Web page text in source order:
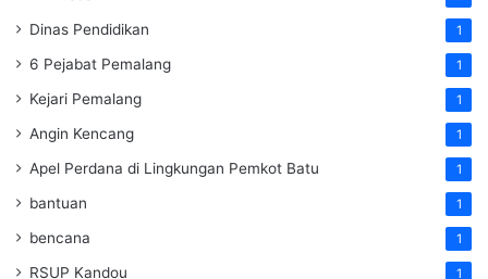
Dinas Pendidikan 1
6 Pejabat Pemalang 1
Kejari Pemalang 1
Angin Kencang 1
Apel Perdana di Lingkungan Pemkot Batu 1
bantuan 1
bencana 1
RSUP Kandou 1